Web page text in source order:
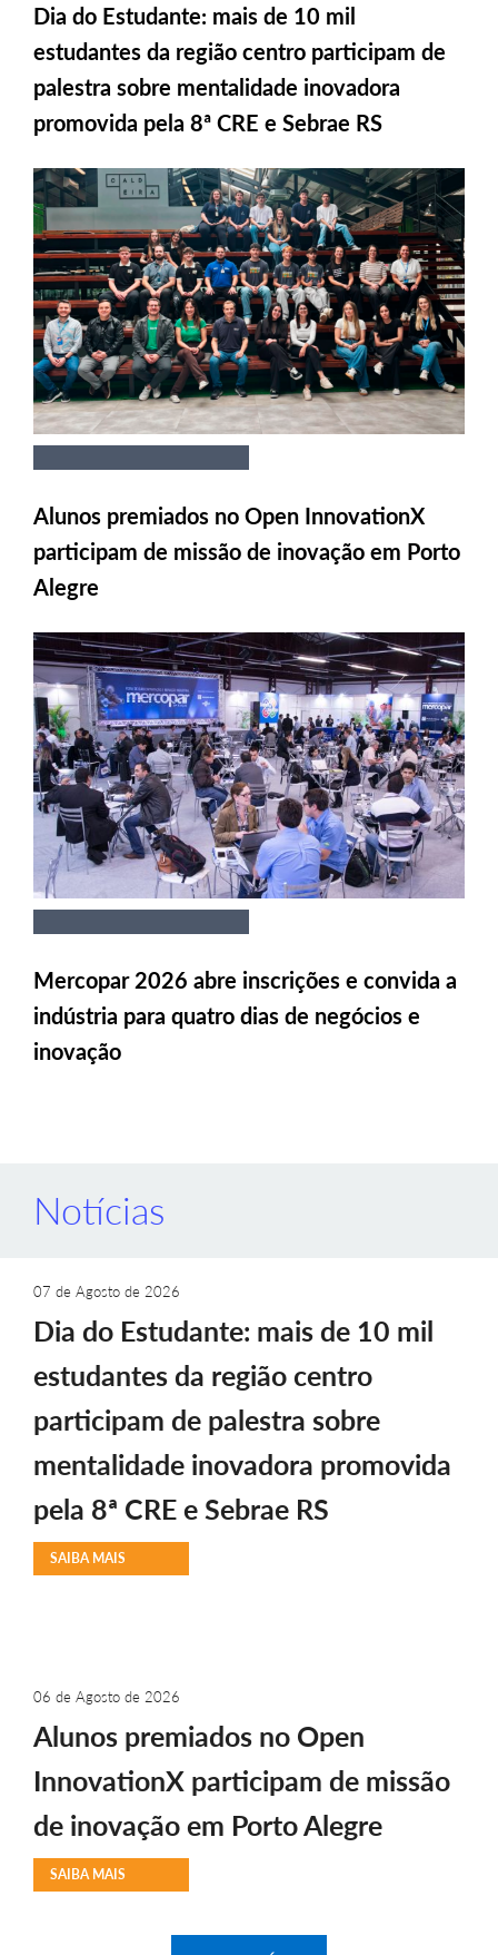
Dia do Estudante: mais de 10 mil
estudantes da região centro participam de
palestra sobre mentalidade inovadora
promovida pela 8ª CRE e Sebrae RS
Alunos premiados no Open InnovationX
participam de missão de inovação em Porto
Alegre
Mercopar 2026 abre inscrições e convida a
indústria para quatro dias de negócios e
inovação
Notícias
07 de Agosto de 2026
Dia do Estudante: mais de 10 mil
estudantes da região centro
participam de palestra sobre
mentalidade inovadora promovida
pela 8ª CRE e Sebrae RS
SAIBA MAIS
06 de Agosto de 2026
Alunos premiados no Open
InnovationX participam de missão
de inovação em Porto Alegre
SAIBA MAIS